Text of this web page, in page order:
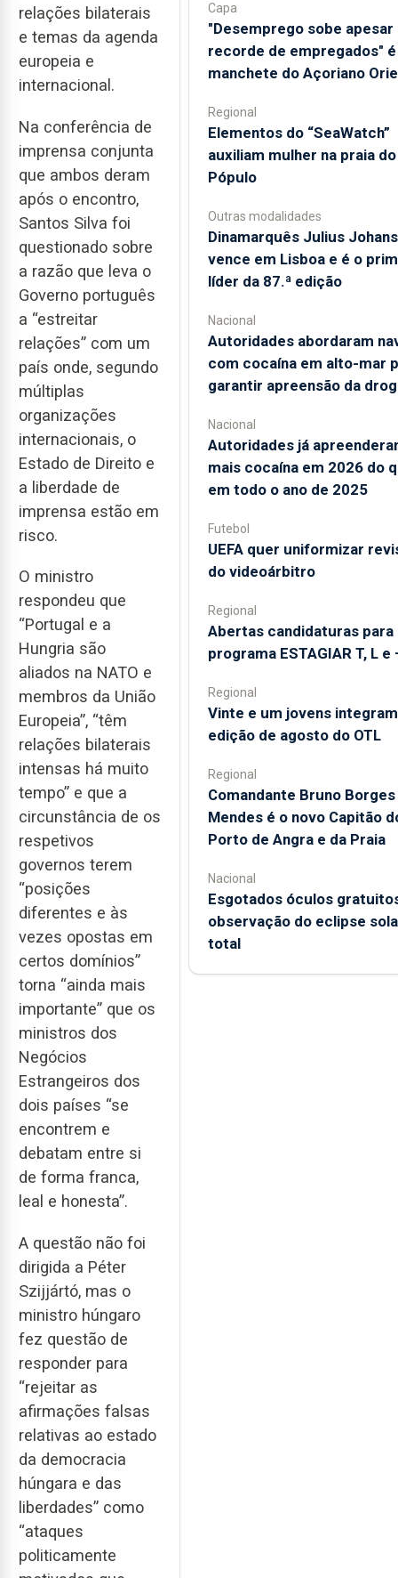
relações bilaterais
e temas da agenda
europeia e
internacional.
Na conferência de
imprensa conjunta
que ambos deram
após o encontro,
Santos Silva foi
questionado sobre
a razão que leva o
Governo português
a “estreitar
relações” com um
país onde, segundo
múltiplas
organizações
internacionais, o
Estado de Direito e
a liberdade de
imprensa estão em
risco.
O ministro
respondeu que
“Portugal e a
Hungria são
aliados na NATO e
membros da União
Europeia”, “têm
relações bilaterais
intensas há muito
tempo” e que a
circunstância de os
respetivos
governos terem
“posições
diferentes e às
vezes opostas em
certos domínios”
torna “ainda mais
importante” que os
ministros dos
Negócios
Estrangeiros dos
dois países “se
encontrem e
debatam entre si
de forma franca,
leal e honesta”.
A questão não foi
dirigida a Péter
Szijjártó, mas o
ministro húngaro
fez questão de
responder para
“rejeitar as
afirmações falsas
relativas ao estado
da democracia
húngara e das
liberdades” como
“ataques
politicamente
Capa
"Desemprego sobe apesar
recorde de empregados" é
manchete do Açoriano
Regional
​Elementos do “SeaWatch”
auxiliam mulher na praia do
Pópulo
Outras modalidades
Dinamarquês Julius
vence em Lisboa e é o
líder da 87.ª edição
Nacional
Autoridades abordaram
com cocaína em alto-mar
garantir apreensão da
Nacional
Autoridades já
mais cocaína em 2026 do
em todo o ano de 2025
Futebol
UEFA quer uniformizar
do videoárbitro
Regional
Abertas candidaturas para
programa ESTAGIAR T, L e
Regional
Vinte e um jovens integram
edição de agosto do OTL
Regional
Comandante Bruno Borges
Mendes é o novo Capitão
Porto de Angra e da Praia
Nacional
Esgotados óculos
observação do eclipse
total